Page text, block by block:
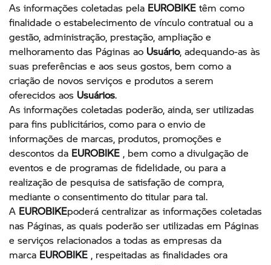
As informações coletadas pela EUROBIKE têm como
finalidade o estabelecimento de vínculo contratual ou a
gestão, administração, prestação, ampliação e
melhoramento das Páginas ao Usuário, adequando-as às
suas preferências e aos seus gostos, bem como a
criação de novos serviços e produtos a serem
oferecidos aos Usuários.
As informações coletadas poderão, ainda, ser utilizadas
para fins publicitários, como para o envio de
informações de marcas, produtos, promoções e
descontos da EUROBIKE , bem como a divulgação de
eventos e de programas de fidelidade, ou para a
realização de pesquisa de satisfação de compra,
mediante o consentimento do titular para tal.
A EUROBIKEpoderá centralizar as informações coletadas
nas Páginas, as quais poderão ser utilizadas em Páginas
e serviços relacionados a todas as empresas da
marca EUROBIKE , respeitadas as finalidades ora